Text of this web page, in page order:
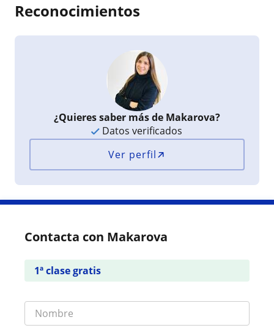
Reconocimientos
¿Quieres saber más de Makarova?
Datos verificados
Ver perfil
Contacta con Makarova
1ª clase gratis